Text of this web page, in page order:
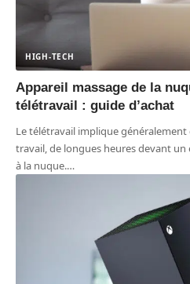
HIGH-TECH
Appareil massage de la
télétravail : guide d’achat
Le télétravail implique
travail, de longues heures devant
à la nuque.…